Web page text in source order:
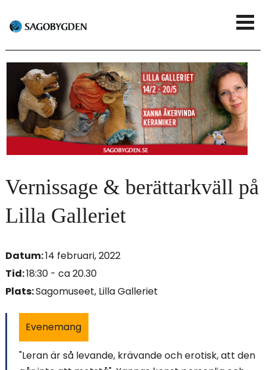
h
u
d
s
a
m
e
y
Vernissage & berättarkväll på
Lilla Galleriet
Datum:14 februari, 2022
Tid:18:30 - ca 20.30
Plats:Sagomuseet, Lilla Galleriet
Evenemang
"Leran är så levande, krävande och erotisk, att den